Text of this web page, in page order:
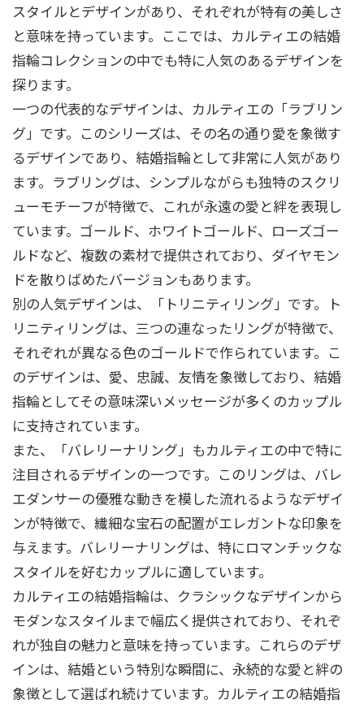
スタイルとデザインがあり、それぞれが特有の美しさ
と意味を持っています。ここでは、カルティエの結婚
指輪コレクションの中でも特に人気のあるデザインを
探ります。
一つの代表的なデザインは、カルティエの「ラブリン
グ」です。このシリーズは、その名の通り愛を象徴す
るデザインであり、結婚指輪として非常に人気があり
ます。ラブリングは、シンプルながらも独特のスクリ
ューモチーフが特徴で、これが永遠の愛と絆を表現し
ています。ゴールド、ホワイトゴールド、ローズゴー
ルドなど、複数の素材で提供されており、ダイヤモン
ドを散りばめたバージョンもあります。
別の人気デザインは、「トリニティリング」です。ト
リニティリングは、三つの連なったリングが特徴で、
それぞれが異なる色のゴールドで作られています。こ
のデザインは、愛、忠誠、友情を象徴しており、結婚
指輪としてその意味深いメッセージが多くのカップル
に支持されています。
また、「バレリーナリング」もカルティエの中で特に
注目されるデザインの一つです。このリングは、バレ
エダンサーの優雅な動きを模した流れるようなデザイ
ンが特徴で、繊細な宝石の配置がエレガントな印象を
与えます。バレリーナリングは、特にロマンチックな
スタイルを好むカップルに適しています。
カルティエの結婚指輪は、クラシックなデザインから
モダンなスタイルまで幅広く提供されており、それぞ
れが独自の魅力と意味を持っています。これらのデザ
インは、結婚という特別な瞬間に、永続的な愛と絆の
象徴として選ばれ続けています。カルティエの結婚指